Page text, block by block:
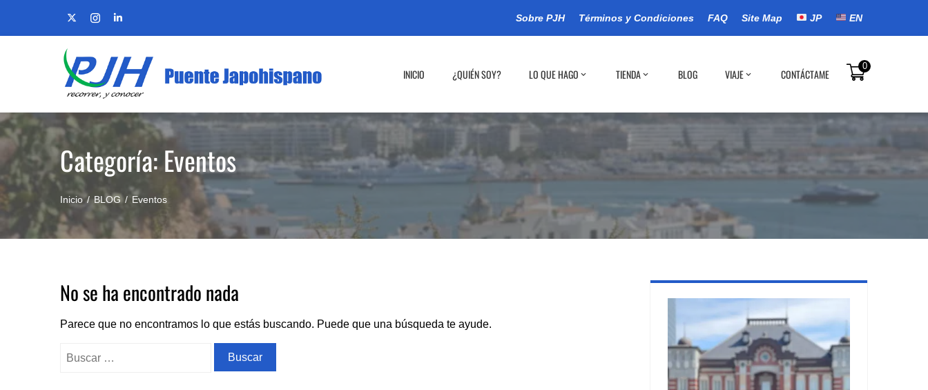
Sobre PJH Términos y Condiciones FAQ Site Map JP EN
INICIO ¿QUIÉN SOY? LO QUE HAGO TIENDA BLOG VIAJE CONTÁCTAME
0
Categoría:Eventos
Inicio BLOG Eventos
No se ha encontrado nada
Parece que no encontramos lo que estás buscando. Puede que una búsqueda te ayude.
Buscar: